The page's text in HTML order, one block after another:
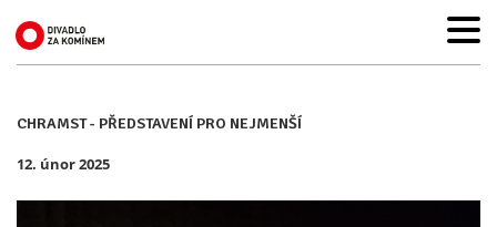
CHRAMST - PŘEDSTAVENÍ PRO NEJMENŠÍ
12. únor 2025